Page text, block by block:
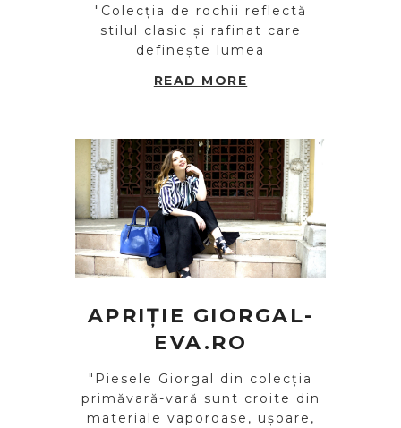
"Colecția de rochii reflectă
stilul clasic și rafinat care
definește lumea
READ MORE
APRIȚIE GIORGAL-
EVA.RO
"Piesele Giorgal din colecția
primăvară-vară sunt croite din
materiale vaporoase, ușoare,